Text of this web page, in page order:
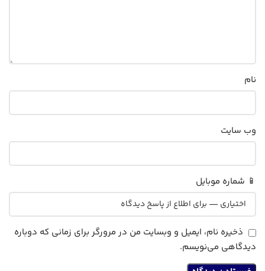
نام
وب‌ سایت
📱 شماره موبایل
ذخیره نام، ایمیل و وبسایت من در مرورگر برای زمانی که دوباره
دیدگاهی می‌نویسم.